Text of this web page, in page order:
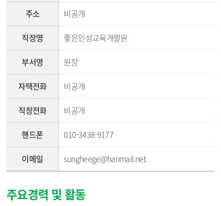
주소 비공개
직장명 좋은인성교육개발원
부서명 원장
자택전화 비공개
직장전화 비공개
핸드폰 010-3438-9177
이메일 sungheege@hanmail.net
주요경력 및 활동